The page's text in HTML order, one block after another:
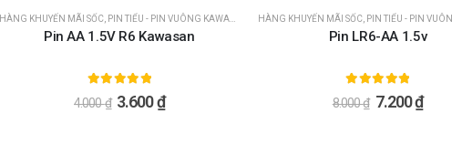
HÀNG KHUYẾN MÃI SỐC, PIN TIỂU - PIN VUÔNG KAWASAN
Pin AA 1.5V R6 Kawasan
ngoài 5
4.000₫ 3.600₫
HÀNG KHUYẾN MÃI SỐC, PIN TIỂU - PIN VUÔNG
Pin LR6-AA 1.5v
ngoài 5
8.000₫ 7.200₫